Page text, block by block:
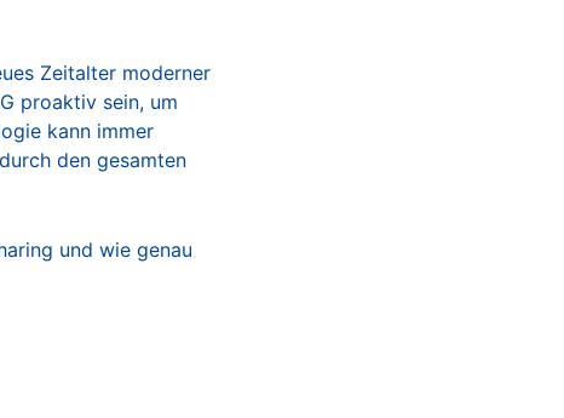
Zeitalter moderner
proaktiv sein, um
kann immer
den gesamten
und wie genau